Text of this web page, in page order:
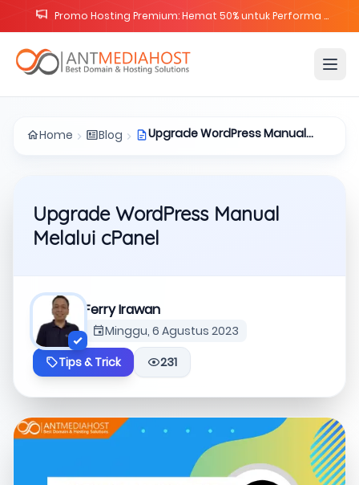
Promo Hosting Premium: Hemat 50% untuk Performa Website Maksimal
Home Blog
Upgrade WordPress Manual
Upgrade WordPress Manual
Melalui cPanel
Ferry Irawan
Minggu, 6 Agustus 2023
Tips & Trick
231